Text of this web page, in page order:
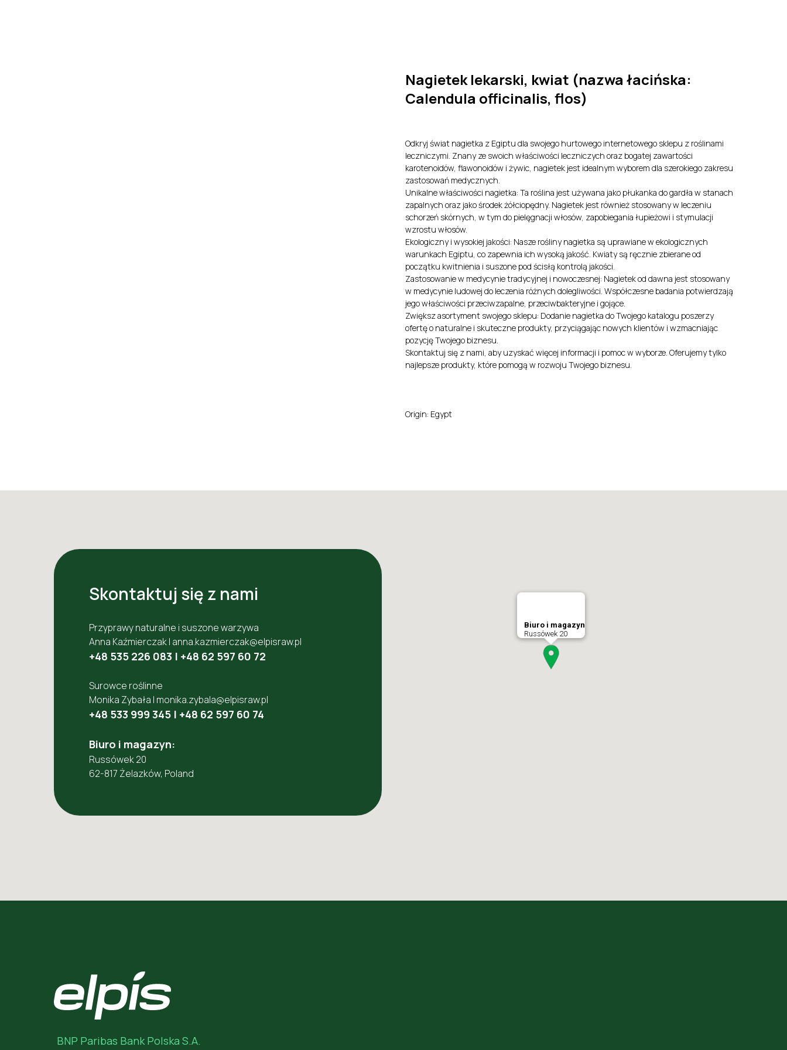
Nagietek lekarski, kwiat (nazwa łacińska:
Calendula officinalis, flos)
Odkryj świat nagietka z Egiptu dla swojego hurtowego internetowego sklepu z roślinami
leczniczymi. Znany ze swoich właściwości leczniczych oraz bogatej zawartości
karotenoidów, flawonoidów i żywic, nagietek jest idealnym wyborem dla szerokiego zakresu
zastosowań medycznych.
Unikalne właściwości nagietka: Ta roślina jest używana jako płukanka do gardła w stanach
zapalnych oraz jako środek żółciopędny. Nagietek jest również stosowany w leczeniu
schorzeń skórnych, w tym do pielęgnacji włosów, zapobiegania łupieżowi i stymulacji
wzrostu włosów.
Ekologiczny i wysokiej jakości: Nasze rośliny nagietka są uprawiane w ekologicznych
warunkach Egiptu, co zapewnia ich wysoką jakość. Kwiaty są ręcznie zbierane od
początku kwitnienia i suszone pod ścisłą kontrolą jakości.
Zastosowanie w medycynie tradycyjnej i nowoczesnej: Nagietek od dawna jest stosowany
w medycynie ludowej do leczenia różnych dolegliwości. Współczesne badania potwierdzają
jego właściwości przeciwzapalne, przeciwbakteryjne i gojące.
Zwiększ asortyment swojego sklepu: Dodanie nagietka do Twojego katalogu poszerzy
ofertę o naturalne i skuteczne produkty, przyciągając nowych klientów i wzmacniając
pozycję Twojego biznesu.
Skontaktuj się z nami, aby uzyskać więcej informacji i pomoc w wyborze. Oferujemy tylko
najlepsze produkty, które pomogą w rozwoju Twojego biznesu.
Origin: Egypt
Skontaktuj się z nami
Przyprawy naturalne i suszone warzywa
Anna Kaźmierczak | anna.kazmierczak@elpisraw.pl
+48 535 226 083 | +48 62 597 60 72
Surowce roślinne
Monika Zybała | monika.zybala@elpisraw.pl
+48 533 999 345 | +48 62 597 60 74
Biuro i magazyn:
Russówek 20
62-817 Żelazków, Poland
Biuro i magazyn
Russówek 20
BNP Paribas Bank Polska S.A.